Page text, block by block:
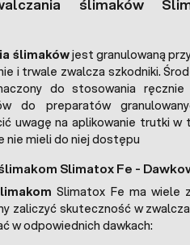
ślimaków
ślimakówjest granulowaną
i trwale zwalcza szkodniki.
do stosowania
do preparatów
uwagę na aplikowanie trutki w
nie mieli do niej dostępu
Slimatox Fe -
Slimatox Fe ma wiele
zaliczyć skuteczność w
w odpowiednich dawkach: